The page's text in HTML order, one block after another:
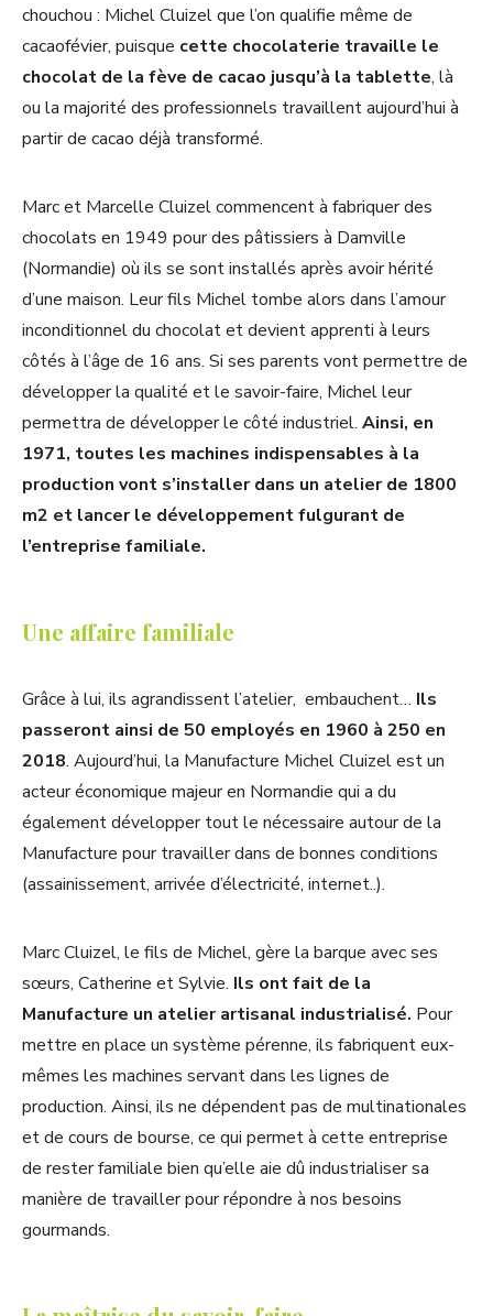
chouchou : Michel Cluizel que l’on qualifie même de
cacaofévier, puisque cette chocolaterie travaille le
chocolat de la fève de cacao jusqu’à la tablette, là
ou la majorité des professionnels travaillent aujourd’hui à
partir de cacao déjà transformé.
Marc et Marcelle Cluizel commencent à fabriquer des
chocolats en 1949 pour des pâtissiers à Damville
(Normandie) où ils se sont installés après avoir hérité
d’une maison. Leur fils Michel tombe alors dans l’amour
inconditionnel du chocolat et devient apprenti à leurs
côtés à l’âge de 16 ans. Si ses parents vont permettre de
développer la qualité et le savoir-faire, Michel leur
permettra de développer le côté industriel. Ainsi, en
1971, toutes les machines indispensables à la
production vont s’installer dans un atelier de 1800
m2 et lancer le développement fulgurant de
l’entreprise familiale.
Une affaire familiale
Grâce à lui, ils agrandissent l’atelier, embauchent… Ils
passeront ainsi de 50 employés en 1960 à 250 en
2018. Aujourd’hui, la Manufacture Michel Cluizel est un
acteur économique majeur en Normandie qui a du
également développer tout le nécessaire autour de la
Manufacture pour travailler dans de bonnes conditions
(assainissement, arrivée d’électricité, internet..).
Marc Cluizel, le fils de Michel, gère la barque avec ses
sœurs, Catherine et Sylvie. Ils ont fait de la
Manufacture un atelier artisanal industrialisé. Pour
mettre en place un système pérenne, ils fabriquent eux-
mêmes les machines servant dans les lignes de
production. Ainsi, ils ne dépendent pas de multinationales
et de cours de bourse, ce qui permet à cette entreprise
de rester familiale bien qu’elle aie dû industrialiser sa
manière de travailler pour répondre à nos besoins
gourmands.